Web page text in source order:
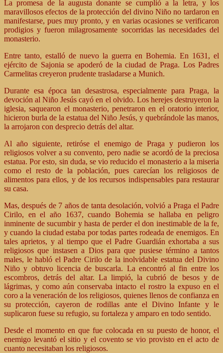
La promesa de la augusta donante se cumplió a la letra, y los
maravillosos efectos de la protección del divino Niño no tardaron en
manifestarse, pues muy pronto, y en varias ocasiones se verificaron
prodigios y fueron milagrosamente socorridas las necesidades del
monasterio.
Entre tanto, estalló de nuevo la guerra en Bohemia. En 1631, el
ejército de Sajonia se apoderó de la ciudad de Praga. Los Padres
Carmelitas creyeron prudente trasladarse a Munich.
Durante esa época tan desastrosa, especialmente para Praga, la
devoción al Niño Jesús cayó en el olvido. Los herejes destruyeron la
iglesia, saquearon el monasterio, penetraron en el oratorio interior,
hicieron burla de la estatua del Niño Jesús, y quebrándole las manos,
la arrojaron con desprecio detrás del altar.
Al año siguiente, retiróse el enemigo de Praga y pudieron los
religiosos volver a su convento, pero nadie se acordó de la preciosa
estatua. Por esto, sin duda, se vio reducido el monasterio a la miseria
como el resto de la población, pues carecían los religiosos de
alimentos para ellos, y de los recursos indispensables para restaurar
su casa.
Mas, después de 7 años de tanta desolación, volvió a Praga el Padre
Cirilo, en el año 1637, cuando Bohemia se hallaba en peligro
inminente de sucumbir y hasta de perder el don inestimable de la fe,
y cuando la ciudad estaba por todas partes rodeada de enemigos. En
tales aprietos, y al tiempo que el Padre Guardián exhortaba a sus
religiosos que instasen a Dios para que pusiese término a tantos
males, le habló el Padre Cirilo de la inolvidable estatua del Divino
Niño y obtuvo licencia de buscarla. La encontró al fin entre los
escombros, detrás del altar. La limpió, la cubrió de besos y de
lágrimas, y como aún conservaba intacto el rostro la expuso en el
coro a la veneración de los religiosos, quienes llenos de confianza en
su protección, cayeron de rodillas ante el Divino Infante y le
suplicaron fuese su refugio, su fortaleza y amparo en todo sentido.
Desde el momento en que fue colocada en su puesto de honor, el
enemigo levantó el sitio y el covento se vio provisto en el acto de
cuanto necesitaban los religiosos.